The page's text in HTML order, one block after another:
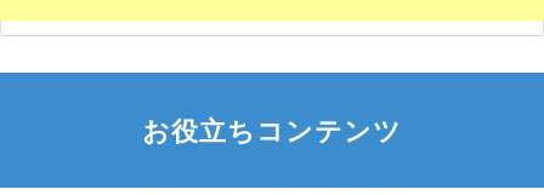
お役立ちコンテンツ